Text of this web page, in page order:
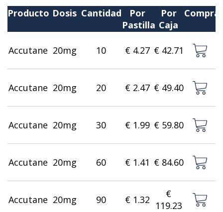
Producto Dosis Cantidad
Por
Pastilla
Por
Caja
Accutane 20mg 10 € 4.27 € 42.71
Accutane 20mg 20 € 2.47 € 49.40
Accutane 20mg 30 € 1.99 € 59.80
Accutane 20mg 60 € 1.41 € 84.60
Accutane 20mg 90 € 1.32
€
119.23